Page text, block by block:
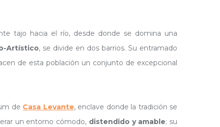
tajo hacia el río, desde donde se domina una
Artístico, se divide en dos barrios. Su entramado
de esta población un conjunto de excepcional
de Casa Levante, enclave donde la tradición se
un entorno cómodo, distendido y amable; su